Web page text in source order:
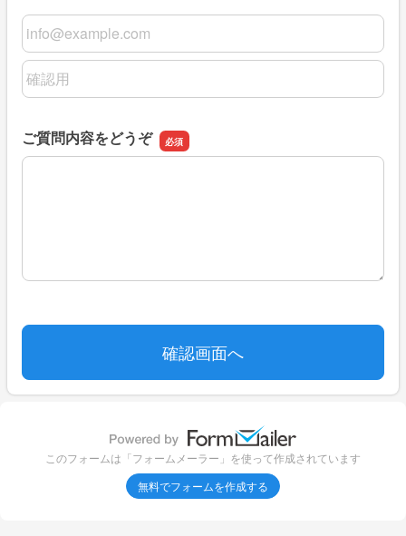
メールアドレス
メールアドレスの確認用
ご質問内容をどうぞ
ご質問内容をどうぞ
このフォームは「フォームメーラー」を使って作成されています
無料でフォームを作成する